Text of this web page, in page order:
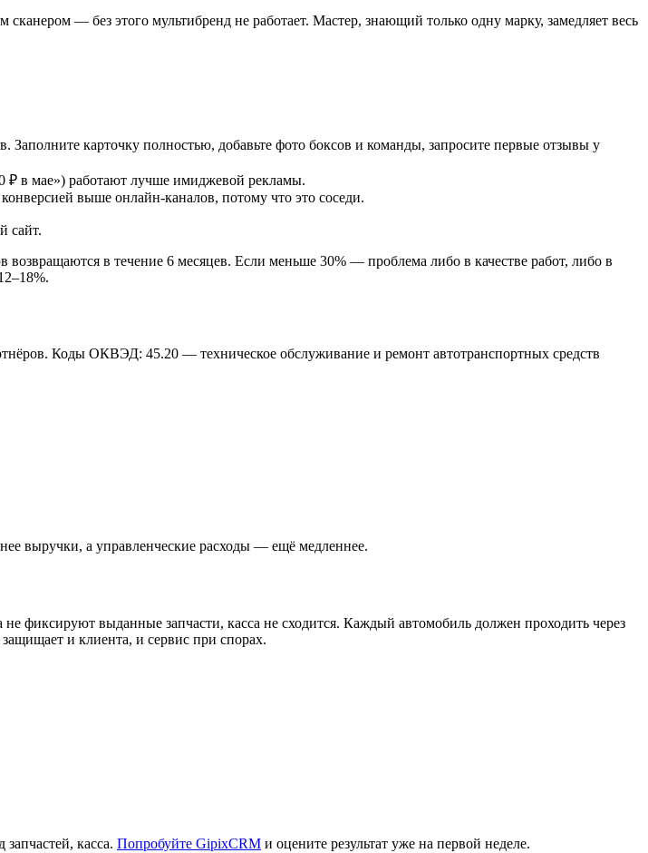
— без этого мультибренд не работает. Мастер, знающий только одну марку, замедляет весь
карточку полностью, добавьте фото боксов и команды, запросите первые отзывы у
₽ в мае») работают лучше имиджевой рекламы.
выше онлайн-каналов, потому что это соседи.
сайт.
в течение 6 месяцев. Если меньше 30% — проблема либо в качестве работ, либо в
Коды ОКВЭД: 45.20 — техническое обслуживание и ремонт автотранспортных средств
выручки, а управленческие расходы — ещё медленнее.
не фиксируют выданные запчасти, касса не сходится. Каждый автомобиль должен проходить через
и клиента, и сервис при спорах.
касса. Попробуйте GipixCRM и оцените результат уже на первой неделе.